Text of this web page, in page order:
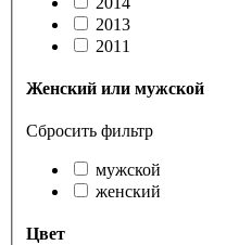
2013
2011
Женский или мужской
Сбросить фильтр
мужской
женский
Цвет